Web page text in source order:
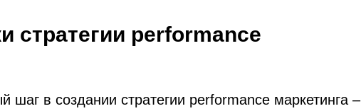
стратегии performance
шаг в создании стратегии performance маркетинга –